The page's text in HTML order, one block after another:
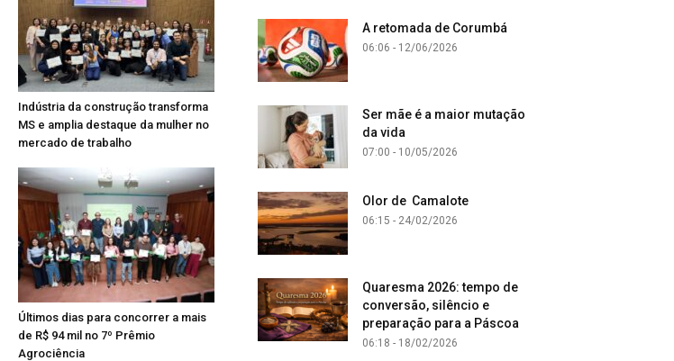
Indústria da construção transforma
MS e amplia destaque da mulher no
mercado de trabalho
Últimos dias para concorrer a mais
de R$ 94 mil no 7º Prêmio
Agrociência
A retomada de Corumbá
06:06 - 12/06/2026
Ser mãe é a maior mutação
da vida
07:00 - 10/05/2026
Olor de Camalote
06:15 - 24/02/2026
Quaresma 2026: tempo de
conversão, silêncio e
preparação para a Páscoa
06:18 - 18/02/2026